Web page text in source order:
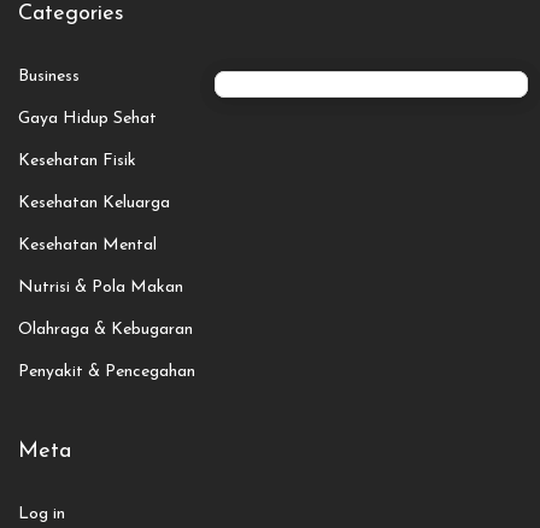
Categories
Business
Gaya Hidup Sehat
Kesehatan Fisik
Kesehatan Keluarga
Kesehatan Mental
Nutrisi & Pola Makan
Olahraga & Kebugaran
Penyakit & Pencegahan
Meta
Log in